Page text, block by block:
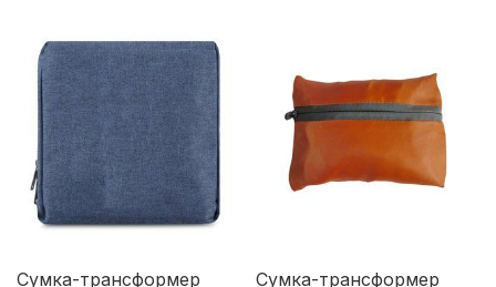
Сумка-трансформер
Сумка-трансформер